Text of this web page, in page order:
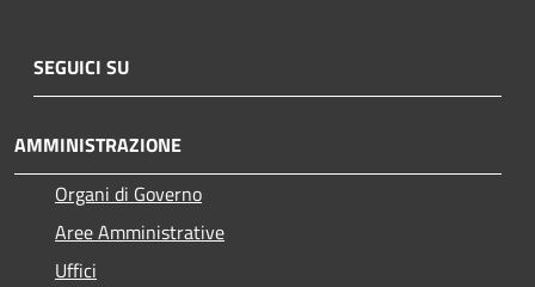
SEGUICI SU
AMMINISTRAZIONE
Organi di Governo
Aree Amministrative
Uffici